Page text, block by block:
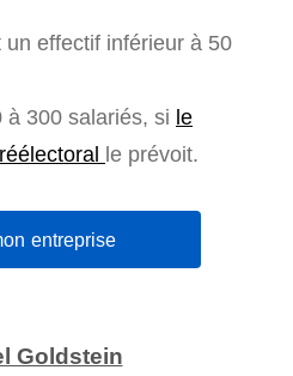
effectif inférieur à 50
à 300 salariés, si le
le prévoit.
entreprise
Goldstein